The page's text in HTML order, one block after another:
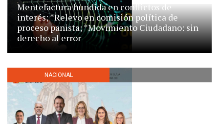
Mentefactura hundida en conflictos de
interés; *Relevo en comisión política de
proceso panista; *Movimiento Ciudadano: sin
derecho al error
NACIONAL